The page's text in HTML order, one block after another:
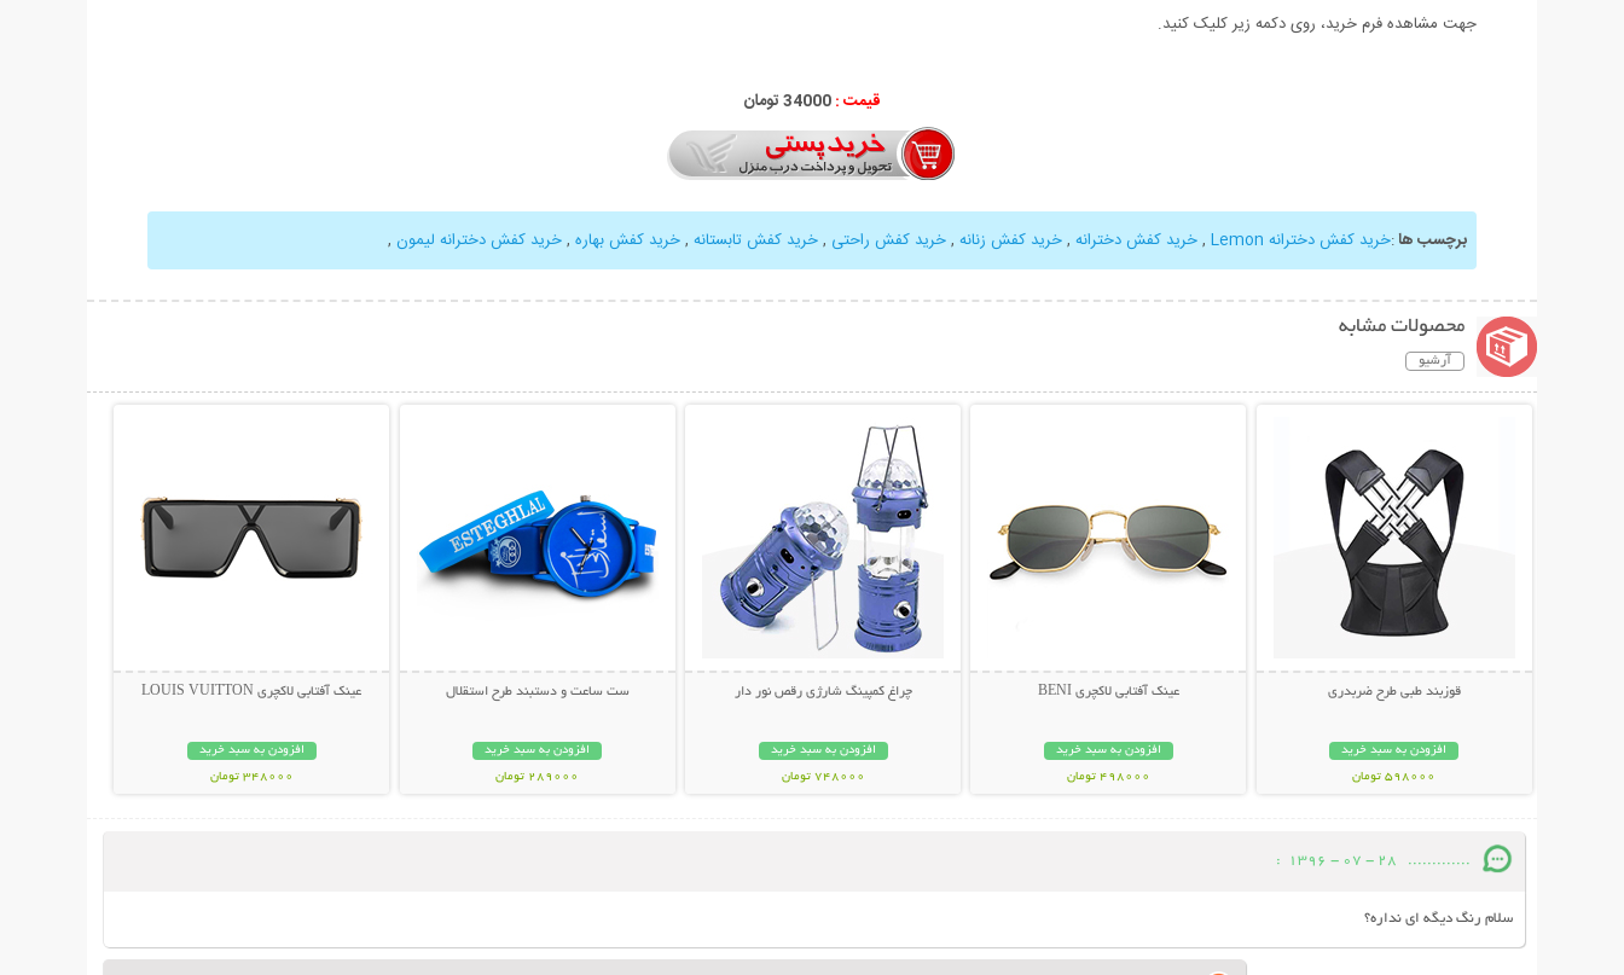
جهت مشاهده فرم خرید، روی دکمه زیر کلیک کنید.
قیمت :34000 تومان
برچسب ها:خرید کفش دخترانه Lemon ,خرید کفش دخترانه ,خرید کفش زنانه ,خرید کفش راحتی ,خرید کفش تابستانه ,خرید کفش بهاره ,خرید کفش دخترانه لیمون ,
محصولات مشابه
آرشیو
قوزبند طبی طرح ضربدری
افزودن به سبد خرید
598000 تومان
عینک آفتابی لاکچری BENI
افزودن به سبد خرید
498000 تومان
چراغ کمپینگ شارژی رقص نور دار
افزودن به سبد خرید
748000 تومان
ست ساعت و دستبند طرح استقلال
افزودن به سبد خرید
289000 تومان
عینک آفتابی لاکچری LOUIS VUITTON
افزودن به سبد خرید
348000 تومان
.............
28 - 07 - 1396
:
سلام رنگ دیگه ای نداره؟